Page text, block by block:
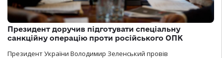
Президент доручив підготувати спеціальну
санкційну операцію проти російського ОПК
Президент України Володимир Зеленський провів